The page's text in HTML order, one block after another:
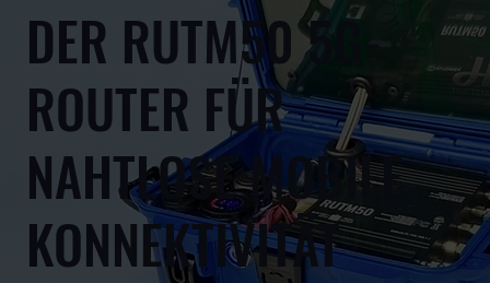
DER RUTM50 5G-
ROUTER FÜR
NAHTLOSE MOBILE
KONNEKTIVITÄT